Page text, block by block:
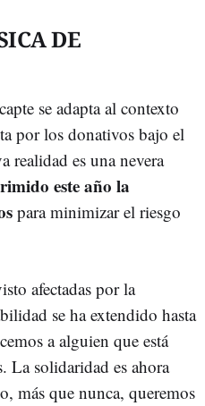
DE
se adapta al contexto
por los donativos bajo el
realidad es una nevera
este año la
para minimizar el riesgo
afectadas por la
se ha extendido hasta
a alguien que está
La solidaridad es ahora
más que nunca, queremos